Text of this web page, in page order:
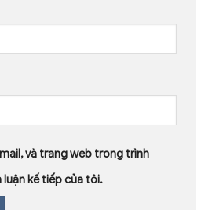
và trang web trong trình
luận kế tiếp của tôi.